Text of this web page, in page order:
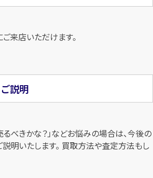
来店いただけます。
説明
るべきかな？」などお悩みの場合は、今後の
明いたします。 買取方法や査定方法もし